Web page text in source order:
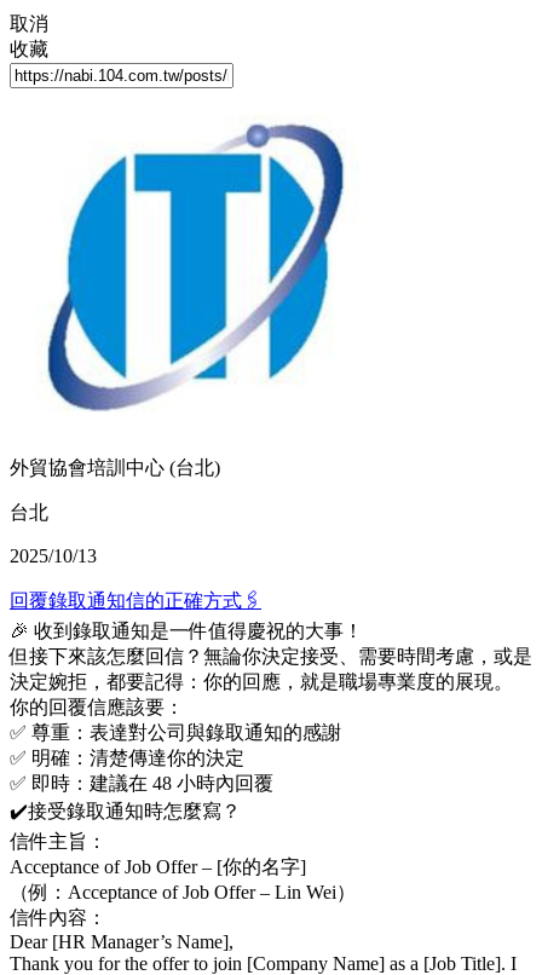
取消
收藏
外貿協會培訓中心 (台北)
台北
2025/10/13
回覆錄取通知信的正確方式🖇️
🎉 收到錄取通知是一件值得慶祝的大事！
但接下來該怎麼回信？無論你決定接受、需要時間考慮，或是
決定婉拒，都要記得：你的回應，就是職場專業度的展現。
你的回覆信應該要：
✅ 尊重：表達對公司與錄取通知的感謝
✅ 明確：清楚傳達你的決定
✅ 即時：建議在 48 小時內回覆
✔️接受錄取通知時怎麼寫？
信件主旨：
Acceptance of Job Offer – [你的名字]
（例：Acceptance of Job Offer – Lin Wei）
信件內容：
Dear [HR Manager’s Name],
Thank you for the offer to join [Company Name] as a [Job Title]. I